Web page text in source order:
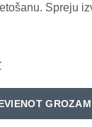
Spreju
nedrīkst
GROZAM